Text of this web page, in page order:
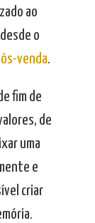
ao
o
venda.
fim de
de
uma
e
criar